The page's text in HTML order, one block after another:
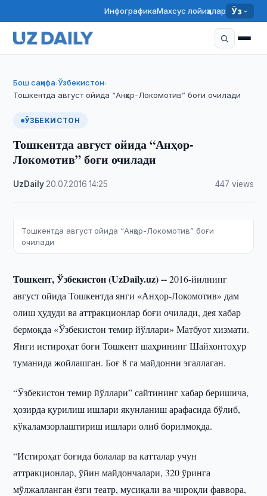
ИнфографикаМахсус лойиҳалар Ўз
Бош саҳифа›Ўзбекистон›
Тошкентда август ойида “Анҳор-Локомотив” боғи очилади
ЎЗБЕКИСТОН
Тошкентда август ойида “Анҳор-
Локомотив” боғи очилади
UzDaily 20.07.2016 ·14:25 447 views
Тошкентда август ойида “Анҳор-Локомотив” боғи
очилади
Тошкент, Ўзбекистон (UzDaily.uz) --2016-йилнинг
август ойида Тошкентда янги «Анҳор-Локомотив» дам
олиш ҳудуди ва аттракционлар боғи очилади, дея хабар
бермоқда «Ўзбекистон темир йўллари» Матбуот хизмати.
Янги истироҳат боғи Тошкент шаҳрининг Шайхонтоҳур
туманида жойлашган. Боғ 8 га майдонни эгаллаган.
“Ўзбекистон темир йўллари” сайтининг хабар беришича,
ҳозирда қурилиш ишлари якунланиш арафасида бўлиб,
кўкаламзорлаштириш ишлари олиб борилмоқда.
“Истироҳат боғида болалар ва катталар учун
аттракционлар, ўйин майдончалари, 320 ўринга
мўлжалланган ёзги театр, мусиқали ва чироқли фаввора,